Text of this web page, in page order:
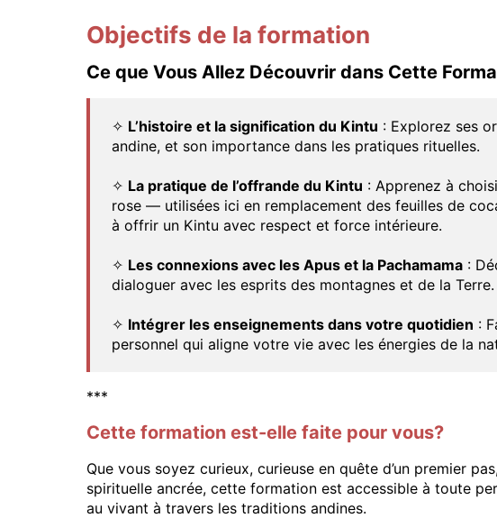
Objectifs de la formation
Ce que Vous Allez Découvrir dans Cette
✧ L’histoire et la signification du Kintu : Explorez ses
andine, et son importance dans les pratiques rituelles.
✧ La pratique de l’offrande du Kintu : Apprenez à
rose — utilisées ici en remplacement des feuilles de
à offrir un Kintu avec respect et force intérieure.
✧ Les connexions avec les Apus et la Pachamama :
dialoguer avec les esprits des montagnes et de la Terre.
✧ Intégrer les enseignements dans votre quotidien :
personnel qui aligne votre vie avec les énergies de la
***
Cette formation est-elle faite pour vous?
Que vous soyez curieux, curieuse en quête d’un premier
spirituelle ancrée, cette formation est accessible à toute
au vivant à travers les traditions andines.